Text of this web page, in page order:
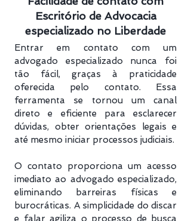
Escritório de Advocacia
especializado no Liberdade
Entrar em contato com um
advogado especializado nunca foi
tão fácil, graças à praticidade
oferecida pelo contato. Essa
ferramenta se tornou um canal
direto e eficiente para esclarecer
dúvidas, obter orientações legais e
até mesmo iniciar processos judiciais.
O contato proporciona um acesso
imediato ao advogado especializado,
eliminando barreiras físicas e
burocráticas. A simplicidade do discar
e falar agiliza o processo de busca